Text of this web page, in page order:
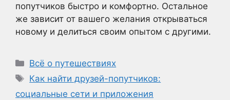
попутчиков быстро и комфортно. Остальное
же зависит от вашего желания открываться
новому и делиться своим опытом с другими.
Рубрики
Всё о путешествиях
Метки
Как найти друзей-попутчиков:
социальные сети и приложения